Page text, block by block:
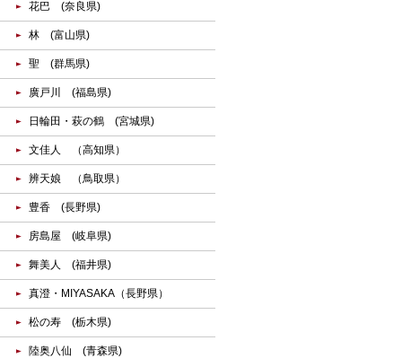
花巴 (奈良県)
林 (富山県)
聖 (群馬県)
廣戸川 (福島県)
日輪田・萩の鶴 (宮城県)
文佳人 （高知県）
辨天娘 （鳥取県）
豊香 (長野県)
房島屋 (岐阜県)
舞美人 (福井県)
真澄・MIYASAKA（長野県）
松の寿 (栃木県)
陸奥八仙 (青森県)